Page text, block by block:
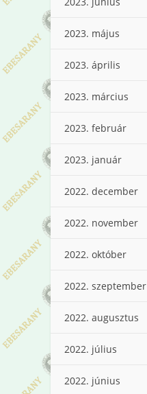
2023. május
2023. április
2023. március
2023. február
2023. január
2022. december
2022. november
2022. október
2022. szeptember
2022. augusztus
2022. július
2022. június